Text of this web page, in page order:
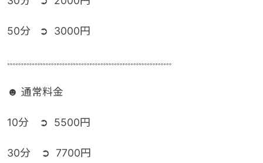
50分 ➲ 3000円
𓏧𓏧𓏧𓏧𓏧𓏧𓏧𓏧𓏧𓏧𓏧𓏧𓏧𓏧𓏧𓏧𓏧𓏧𓏧𓏧
☻ 通常料金
10分 ➲ 5500円
30分 ➲ 7700円